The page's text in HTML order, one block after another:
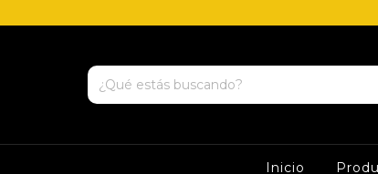
Inicio